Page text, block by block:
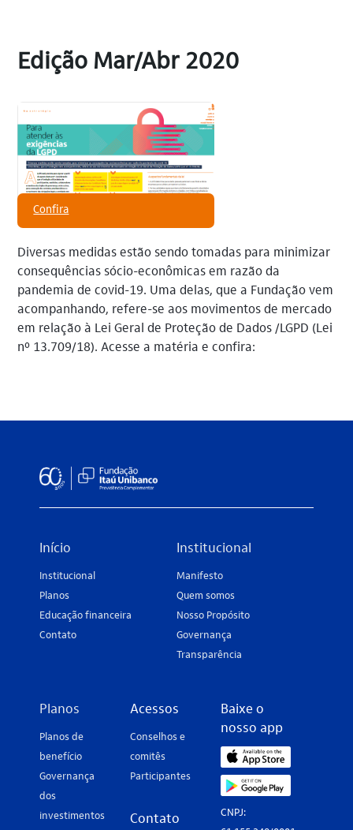
Edição Mar/Abr 2020
Confira
Diversas medidas estão sendo tomadas para minimizar
consequências sócio-econômicas em razão da
pandemia de covid-19. Uma delas, que a Fundação vem
acompanhando, refere-se aos movimentos de mercado
em relação à Lei Geral de Proteção de Dados /LGPD (Lei
nº 13.709/18). Acesse a matéria e confira:
Início
Institucional
Planos
Educação financeira
Contato
Institucional
Manifesto
Quem somos
Nosso Propósito
Governança
Transparência
Planos
Planos de
benefício
Governança
dos
investimentos
Acessos
Conselhos e
comitês
Participantes
Contato
Baixe o
nosso app
CNPJ: